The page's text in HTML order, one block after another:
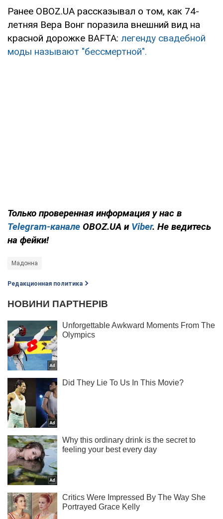
Ранее OBOZ.UA рассказывал о том, как 74-
летняя Вера Вонг поразила внешний вид на
красной дорожке BAFTA: легенду свадебной
моды называют "бессмертной".
Только проверенная информация у нас в
Telegram-канале OBOZ.UA и Viber. Не ведитесь
на фейки!
Мадонна
Редакционная политика